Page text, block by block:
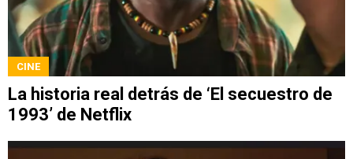
CINE
La historia real detrás de ‘El secuestro de
1993’ de Netflix